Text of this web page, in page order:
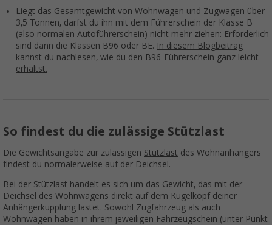
Liegt das Gesamtgewicht von Wohnwagen und Zugwagen über
3,5 Tonnen, darfst du ihn mit dem Führerschein der Klasse B
(also normalen Autoführerschein) nicht mehr ziehen: Erforderlich
sind dann die Klassen B96 oder BE. In diesem Blogbeitrag
kannst du nachlesen, wie du den B96-Führerschein ganz leicht
erhältst.
So findest du die zulässige Stützlast
Die Gewichtsangabe zur zulässigen Stützlast des Wohnanhängers
findest du normalerweise auf der Deichsel.
Bei der Stützlast handelt es sich um das Gewicht, das mit der
Deichsel des Wohnwagens direkt auf dem Kugelkopf deiner
Anhängerkupplung lastet. Sowohl Zugfahrzeug als auch
Wohnwagen haben in ihrem jeweiligen Fahrzeugschein (unter Punkt